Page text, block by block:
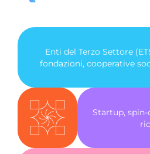
Enti del Terzo Settore
fondazioni, cooperative
Startup,